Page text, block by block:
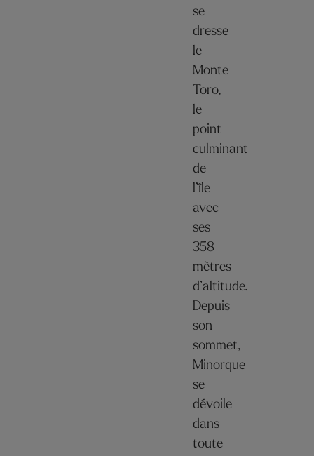
se
dresse
le
Monte
Toro,
le
point
culminant
de
l’île
avec
ses
358
mètres
d’altitude.
Depuis
son
sommet,
Minorque
se
dévoile
dans
toute